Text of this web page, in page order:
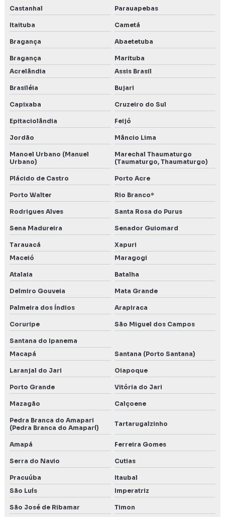
Castanhal Parauapebas
Itaituba Cametá
Bragança Abaetetuba
Bragança
Marituba
Acrelândia
Assis Brasil
Brasiléia Bujari
Capixaba Cruzeiro do Sul
Epitaciolândia Feijó
Jordão Mâncio Lima
Manoel Urbano (Manuel
Urbano)
Marechal Thaumaturgo
(Taumaturgo, Thaumaturgo)
Plácido de Castro Porto Acre
Porto Walter Rio Branco*
Rodrigues Alves Santa Rosa do Purus
Sena Madureira Senador Guiomard
Tarauacá
Xapuri
Maceió
Maragogi
Atalaia Batalha
Delmiro Gouveia Mata Grande
Palmeira dos Índios Arapiraca
Coruripe São Miguel dos Campos
Santana do Ipanema
Macapá
Santana (Porto Santana)
Laranjal do Jari Oiapoque
Porto Grande Vitória do Jari
Mazagão Calçoene
Pedra Branca do Amapari
(Pedra Branca do Amaparí)
Tartarugalzinho
Amapá Ferreira Gomes
Serra do Navio Cutias
Pracuúba
Itaubal
São Luís
Imperatriz
São José de Ribamar Timon